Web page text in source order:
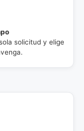
solicitud y elige